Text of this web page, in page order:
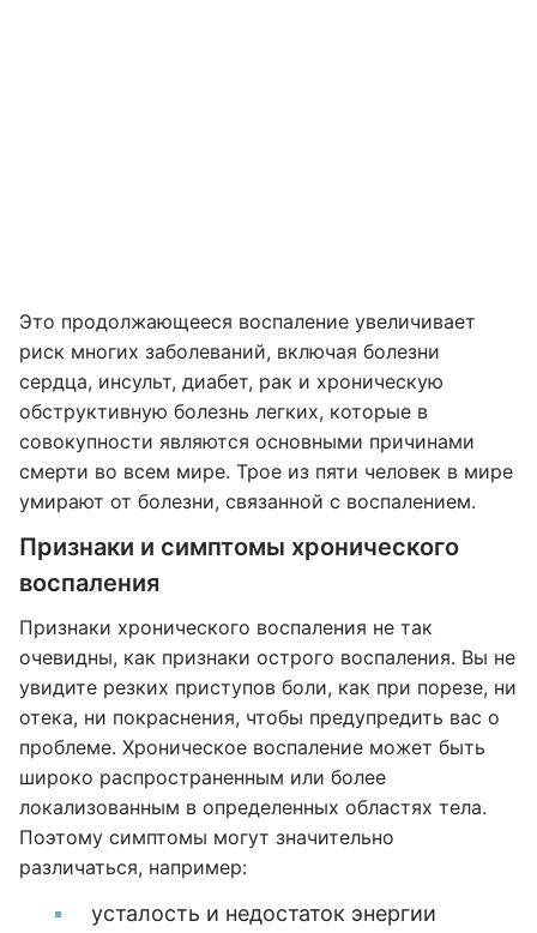
Это продолжающееся воспаление увеличивает
риск многих заболеваний, включая болезни
сердца, инсульт, диабет, рак и хроническую
обструктивную болезнь легких, которые в
совокупности являются основными причинами
смерти во всем мире. Трое из пяти человек в мире
умирают от болезни, связанной с воспалением.
Признаки и симптомы хронического
воспаления
Признаки хронического воспаления не так
очевидны, как признаки острого воспаления. Вы не
увидите резких приступов боли, как при порезе, ни
отека, ни покраснения, чтобы предупредить вас о
проблеме. Хроническое воспаление может быть
широко распространенным или более
локализованным в определенных областях тела.
Поэтому симптомы могут значительно
различаться, например:
усталость и недостаток энергии